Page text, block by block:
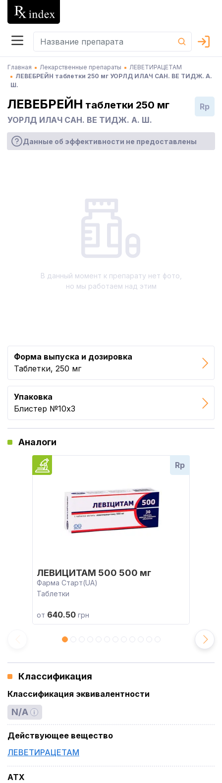
Главная Лекарственные препараты
ЛЕВЕТИРАЦЕТАМ
ЛЕВЕБРЕЙН таблетки 250 мг УОРЛД ИЛАЧ САН. ВЕ ТИДЖ. А.
Ш.
ЛЕВЕБРЕЙН таблетки 250 мг
УОРЛД ИЛАЧ САН. ВЕ ТИДЖ. А. Ш.
Rp
Данные об эффективности не предоставлены
В данный момент к препарату нет фото,
но мы работаем над этим
Форма выпуска и дозировка
Таблетки, 250 мг
Упаковка
Блистер №10x3
Аналоги
Rp
ЛЕВИЦИТАМ 500 500 мг
Фарма Старт(UA)
Таблетки
от 640.50 грн
Классификация
Классификация эквивалентности
N/A
Действующее вещество
ЛЕВЕТИРАЦЕТАМ
ATX